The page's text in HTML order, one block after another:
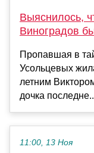
Выяснилось,
Виноградов
Пропавшая в
Усольцевых
летним
дочка
11:00, 13 Ноя